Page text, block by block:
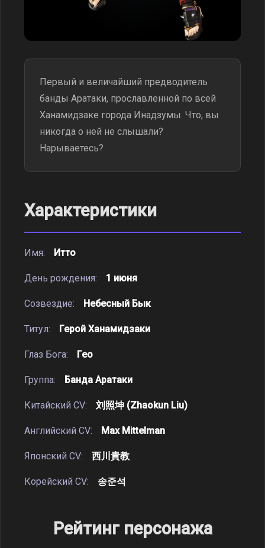
Первый и величайший предводитель
банды Аратаки, прославленной по всей
Ханамидзаке города Инадзумы. Что, вы
никогда о ней не слышали?
Нарываетесь?
Характеристики
Имя: Итто
День рождения: 1 июня
Созвездие: Небесный Бык
Титул: Герой Ханамидзаки
Глаз Бога: Гео
Группа: Банда Аратаки
Китайский CV: 刘照坤 (Zhaokun Liu)
Английский CV: Max Mittelman
Японский CV: 西川貴教
Корейский CV: 송준석
Рейтинг персонажа